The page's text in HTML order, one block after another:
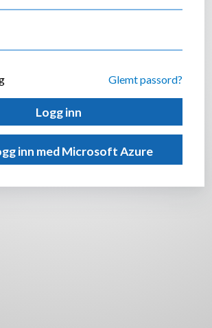
Glemt passord?
Logg inn
inn med Microsoft Azure